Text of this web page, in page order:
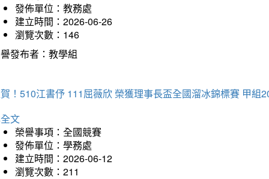
發佈單位：教務處
建立時間：2026-06-26
瀏覽次數：146
發布者：教學組
！510江書伃 111屈薇欣 榮獲理事長盃全國溜冰錦標賽 甲組
文
榮譽事項：全國競賽
發佈單位：學務處
建立時間：2026-06-12
瀏覽次數：211